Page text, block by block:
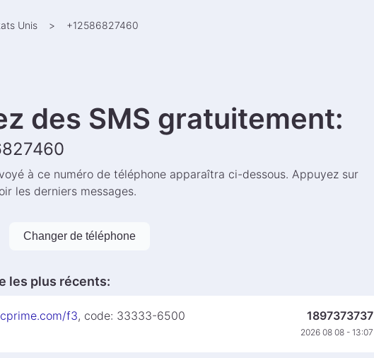
Unis > +12586827460
des SMS gratuitement:
à ce numéro de téléphone apparaîtra ci-dessous. Appuyez sur
les derniers messages.
Changer de téléphone
les plus récents:
f3, code: 33333-6500 1897373737
2026 08 08 - 13:07